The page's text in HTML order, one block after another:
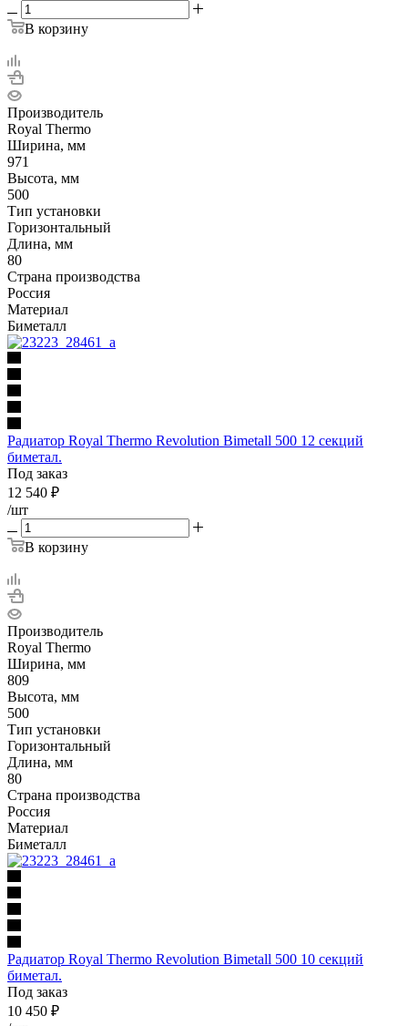
В корзину
Производитель
Royal Thermo
Ширина, мм
971
Высота, мм
500
Тип установки
Горизонтальный
Длина, мм
80
Страна производства
Россия
Материал
Биметалл
Радиатор Royal Thermo Revolution Bimetall 500 12 секций
биметал.
Под заказ
12 540 ₽
/шт
В корзину
Производитель
Royal Thermo
Ширина, мм
809
Высота, мм
500
Тип установки
Горизонтальный
Длина, мм
80
Страна производства
Россия
Материал
Биметалл
Радиатор Royal Thermo Revolution Bimetall 500 10 секций
биметал.
Под заказ
10 450 ₽